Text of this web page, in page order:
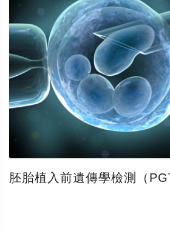
胚胎植入前遺傳學檢測（